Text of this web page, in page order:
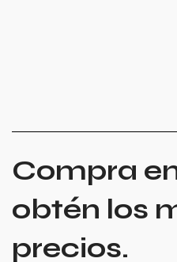
Compra
obtén los
precios.